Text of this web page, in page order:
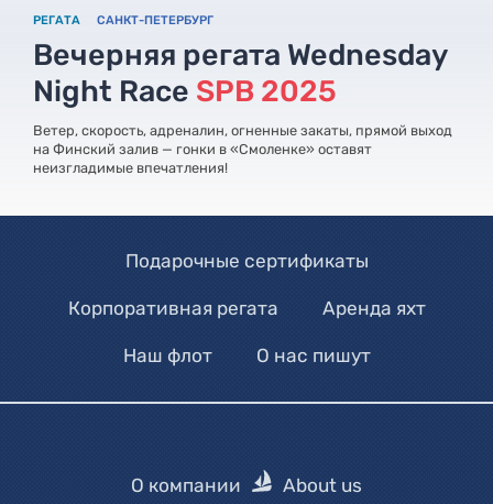
РЕГАТА САНКТ-ПЕТЕРБУРГ
Вечерняя регата Wednesday
Night Race SPB 2025
Ветер, скорость, адреналин, огненные закаты, прямой выход
на Финский залив — гонки в «Смоленке» оставят
неизгладимые впечатления!
Подарочные сертификаты
Корпоративная регата Аренда яхт
Наш флот О нас пишут
О компании About us